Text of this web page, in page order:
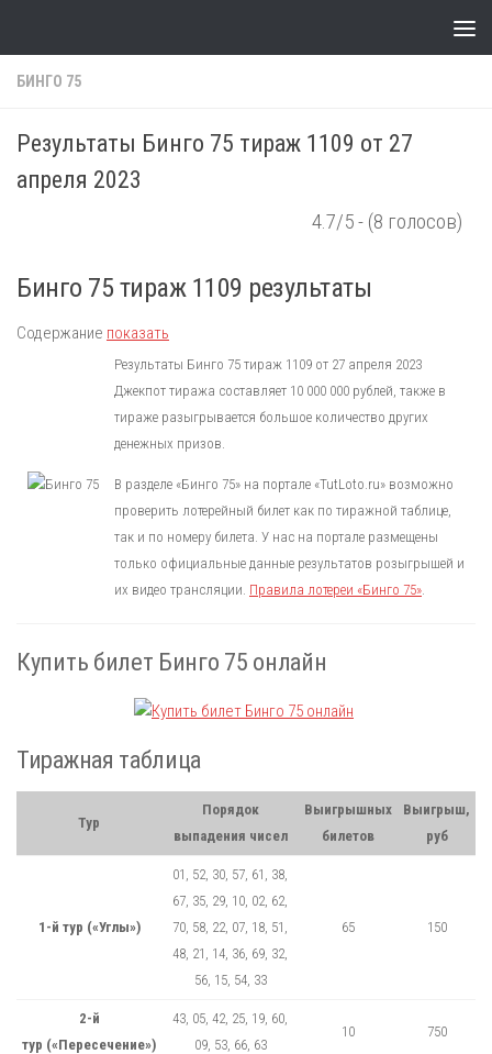
БИНГО 75
Результаты Бинго 75 тираж 1109 от 27
апреля 2023
4.7/5 - (8 голосов)
Бинго 75 тираж 1109 результаты
Содержание показать
Результаты Бинго 75 тираж 1109 от 27 апреля 2023
Джекпот тиража составляет 10 000 000 рублей, также в
тираже разыгрывается большое количество других
денежных призов.
В разделе «Бинго 75» на портале «TutLoto.ru» возможно
проверить лотерейный билет как по тиражной таблице,
так и по номеру билета. У нас на портале размещены
только официальные данные результатов розыгрышей и
их видео трансляции. Правила лотереи «Бинго 75».
Купить билет Бинго 75 онлайн
Тиражная таблица
Тур
Порядок
выпадения чисел
Выигрышных
билетов
Выигрыш,
руб
1-й тур («Углы»)
01, 52, 30, 57, 61, 38,
67, 35, 29, 10, 02, 62,
70, 58, 22, 07, 18, 51,
48, 21, 14, 36, 69, 32,
56, 15, 54, 33
65 150
2-й
тур («Пересечение»)
43, 05, 42, 25, 19, 60,
09, 53, 66, 63
10 750